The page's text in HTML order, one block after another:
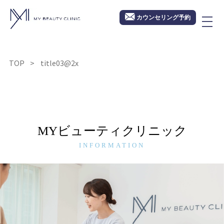
カウンセリング予約
TOP title03@2x
MYビューティクリニック
INFORMATION